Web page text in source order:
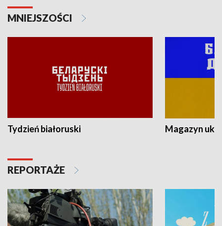
MNIEJSZOŚCI
Tydzień białoruski Magazyn
REPORTAŻE